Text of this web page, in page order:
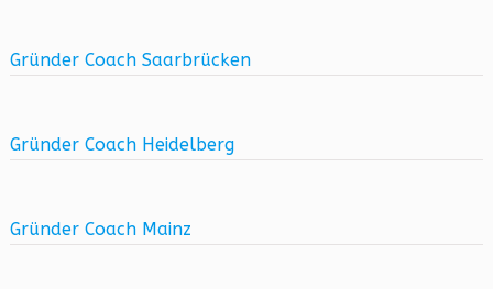
Gründer Coach Saarbrücken
Gründer Coach Heidelberg
Gründer Coach Mainz